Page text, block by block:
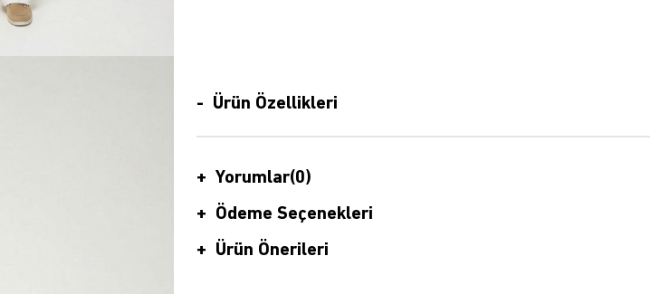
Ürün Özellikleri
Yorumlar(0)
Ödeme Seçenekleri
Ürün Önerileri